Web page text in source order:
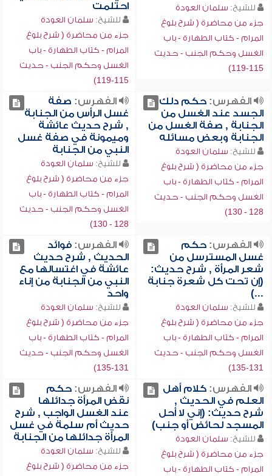
للشيخ: سلمان العودة
جزء من محاضرة ( شرح بلوغ
المرام - كتاب الطهارة - باب
الغسل وحكم الجنب - حديث
115-119)
احتلمت
للشيخ: سلمان العودة
جزء من محاضرة ( شرح بلوغ
المرام - كتاب الطهارة - باب
الغسل وحكم الجنب - حديث
115-119)
الفهرس:حكم دلك
الجسد عند الغسل من
الجنابة , صفة الغسل من
الجنابة وبعض مسائله
للشيخ: سلمان العودة
جزء من محاضرة ( شرح بلوغ
المرام - كتاب الطهارة - باب
الغسل وحكم الجنب - حديث
128 - 130)
الفهرس: صفة
غسل الرأس من الجنابة
, شرح حديث عائشة
وميمونة في صفة غسل
النبي من الجنابة
للشيخ: سلمان العودة
جزء من محاضرة ( شرح بلوغ
المرام - كتاب الطهارة - باب
الغسل وحكم الجنب - حديث
128 - 130)
الفهرس:حكم
غسل المسترسل من
شعر المرأة , شرح حديث:
(إن تحت كل شعرة جنابة
...)
للشيخ: سلمان العودة
جزء من محاضرة ( شرح بلوغ
المرام - كتاب الطهارة - باب
الغسل وحكم الجنب - حديث
131-135)
الفهرس:فوائد
الحديث , شرح حديث
عائشة في اغتسالها مع
النبي من الجنابة من إناء
واحد
للشيخ: سلمان العودة
جزء من محاضرة ( شرح بلوغ
المرام - كتاب الطهارة - باب
الغسل وحكم الجنب - حديث
131-135)
الفهرس:كلام أهل
العلم في الحديث ,
شرح حديث: (إني لا أحل
المسجد لحائض أو جنب)
للشيخ: سلمان العودة
جزء من محاضرة ( شرح بلوغ
المرام - كتاب الطهارة - باب
الفهرس:حكم
نقض المرأة جدائلها
عند الغسل الواجب , شرح
حديث أم سلمة في غسل
المرأة جدائلها من الجنابة
للشيخ: سلمان العودة
جزء من محاضرة ( شرح بلوغ